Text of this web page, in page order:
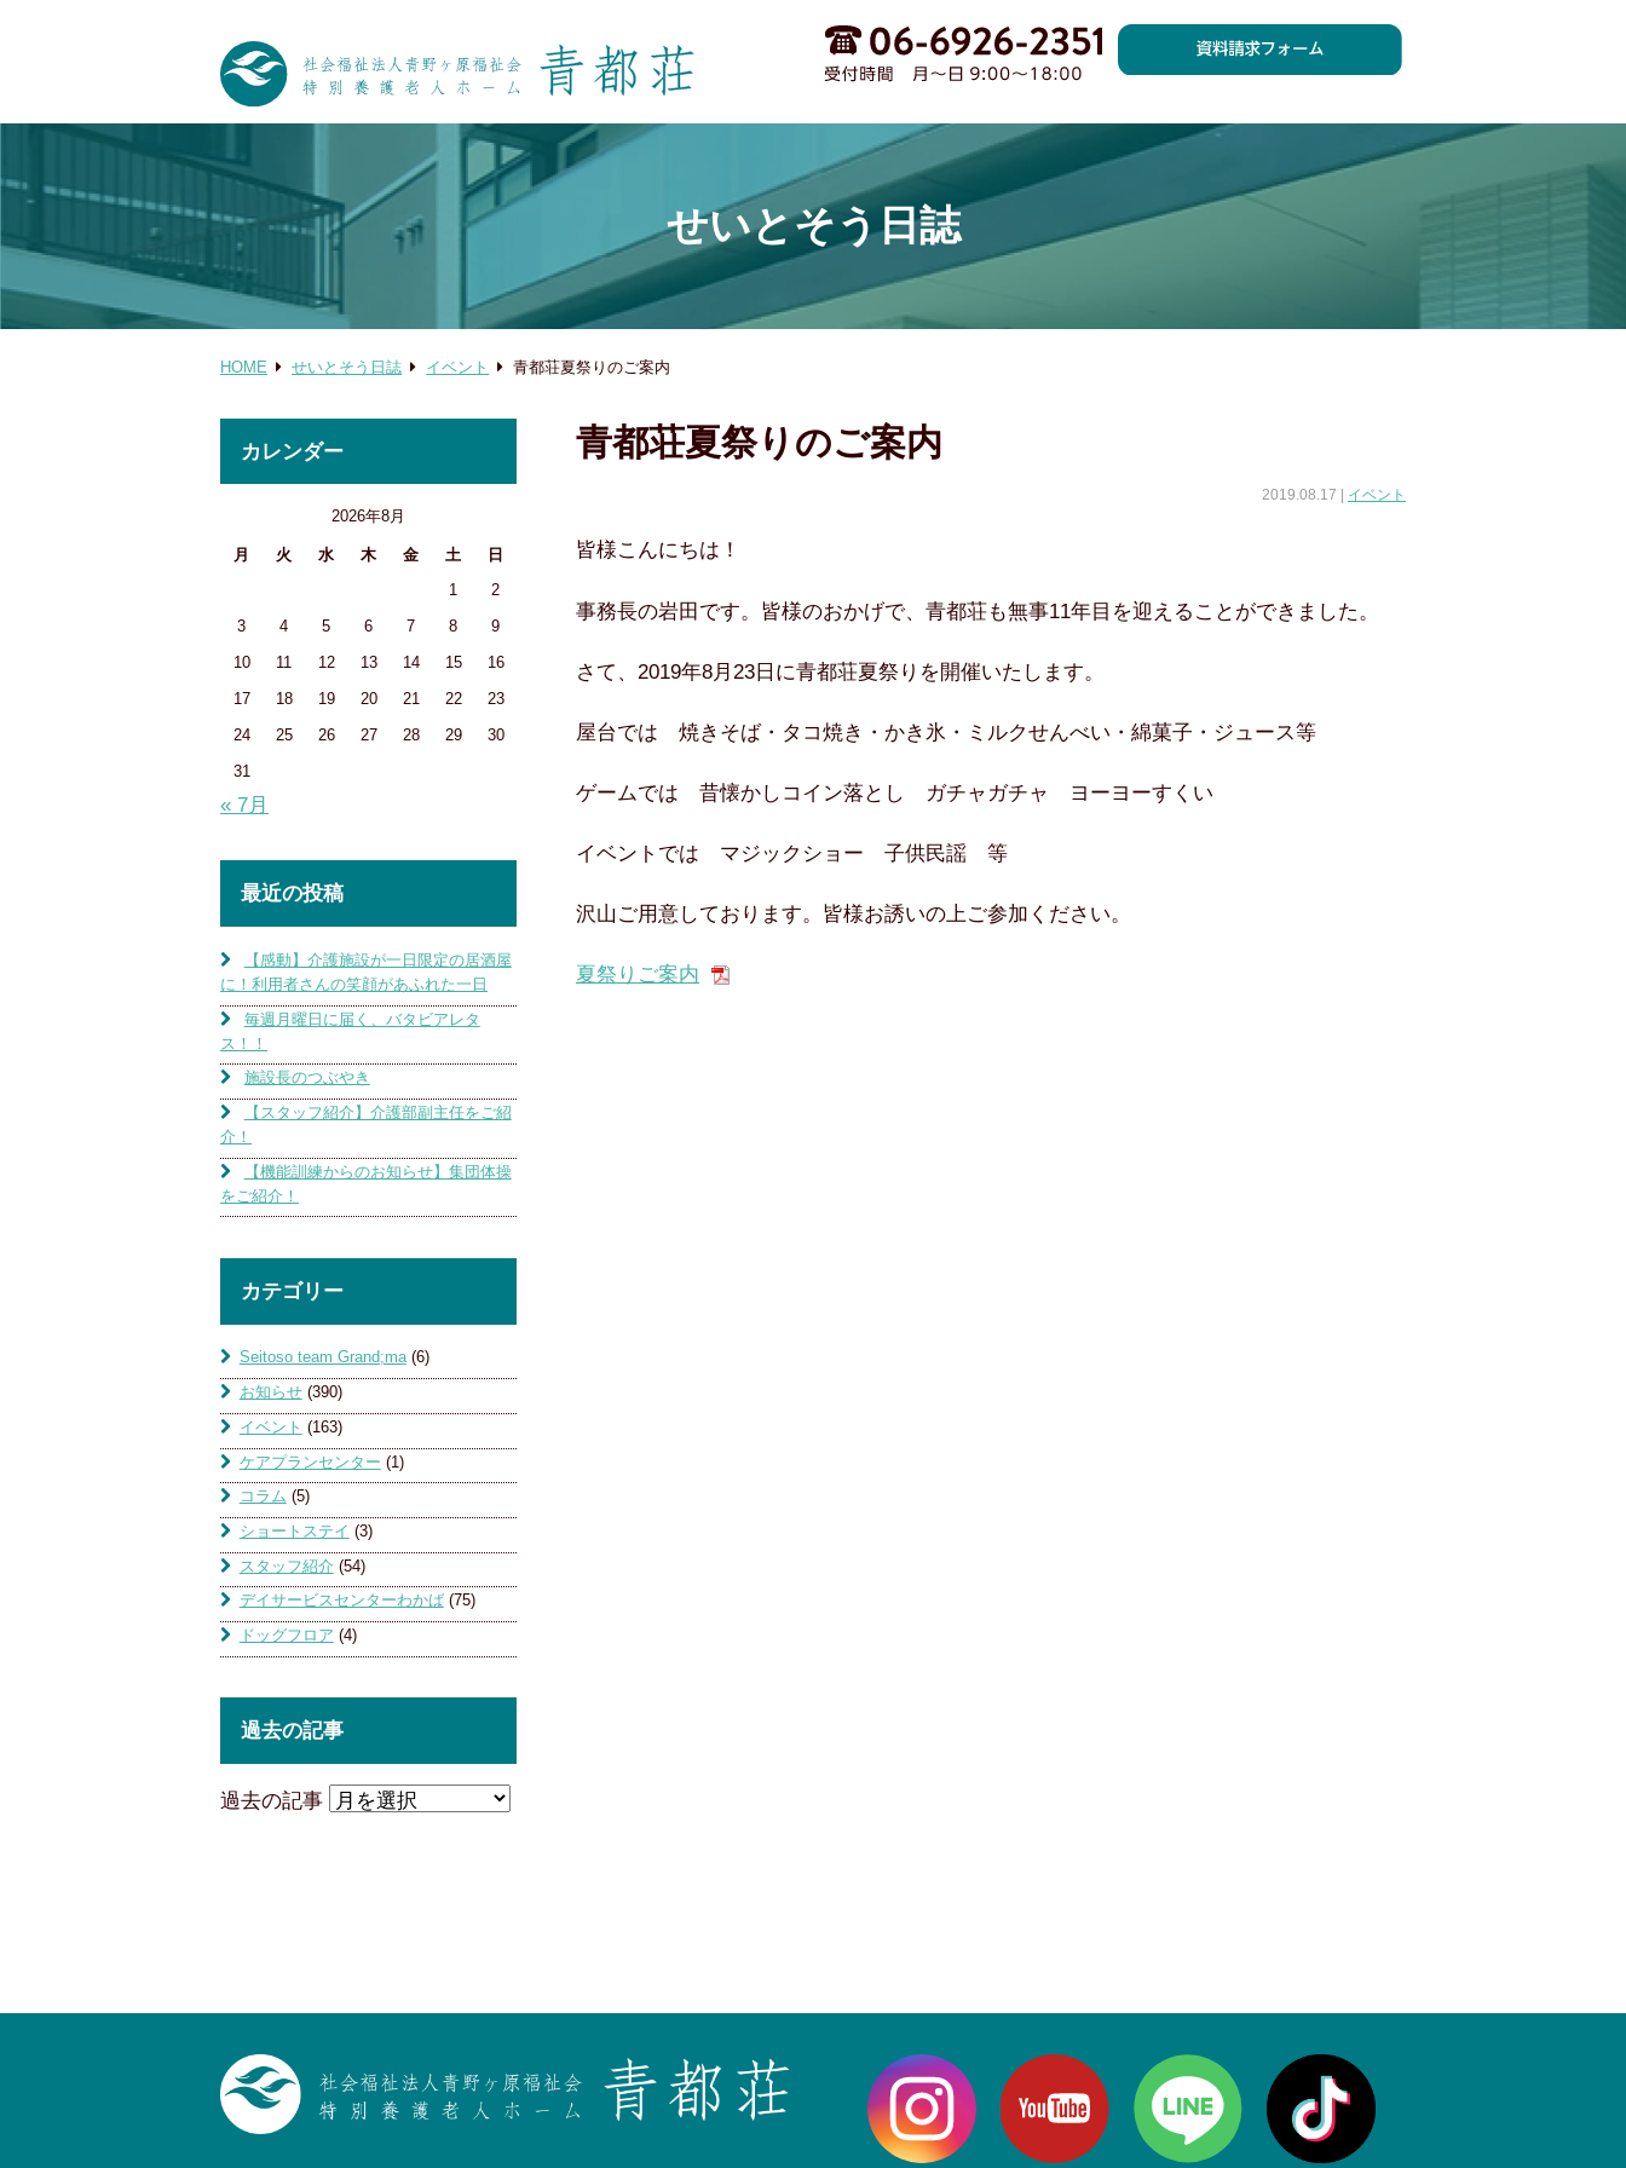
せいとそう日誌
HOME せいとそう日誌 イベント 青都荘夏祭りのご案内
青都荘夏祭りのご案内
2019.08.17 | イベント
皆様こんにちは！
事務長の岩田です。皆様のおかげで、青都荘も無事11年目を迎えることができました。
さて、2019年8月23日に青都荘夏祭りを開催いたします。
屋台では 焼きそば・タコ焼き・かき氷・ミルクせんべい・綿菓子・ジュース等
ゲームでは 昔懐かしコイン落とし ガチャガチャ ヨーヨーすくい
イベントでは マジックショー 子供民謡 等
沢山ご用意しております。皆様お誘いの上ご参加ください。
夏祭りご案内
カレンダー
2026年8月
月 火 水 木 金 土
日
1
2
3
4 5 6 7 8
9
10
11 12 13 14 15
16
17
18 19 20 21 22
23
24
25 26 27 28 29
30
31
« 7月
最近の投稿
【感動】介護施設が一日限定の居酒屋
に！利用者さんの笑顔があふれた一日
毎週月曜日に届く、バタビアレタ
ス！！
施設長のつぶやき
【スタッフ紹介】介護部副主任をご紹
介！
【機能訓練からのお知らせ】集団体操
をご紹介！
カテゴリー
Seitoso team Grand;ma(6)
お知らせ(390)
イベント (163)
ケアプランセンター (1)
コラム (5)
ショートステイ (3)
スタッフ紹介 (54)
デイサービスセンターわかば(75)
ドッグフロア (4)
過去の記事
過去の記事